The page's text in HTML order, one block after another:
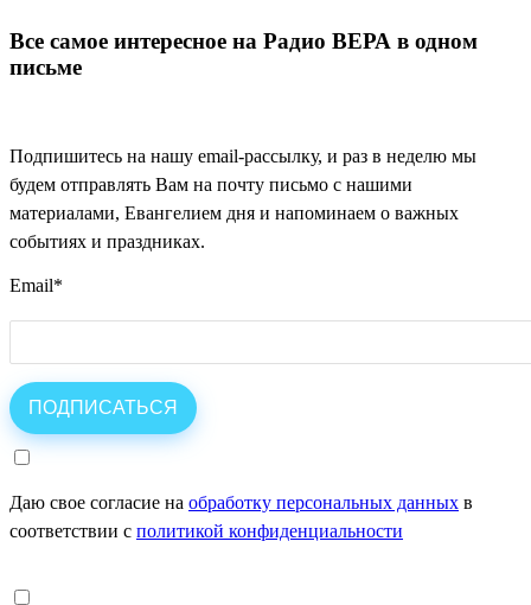
Все самое интересное на Радио ВЕРА в одном
письме
Подпишитесь на нашу email-рассылку, и раз в неделю мы
будем отправлять Вам на почту письмо с нашими
материалами, Евангелием дня и напоминаем о важных
событиях и праздниках.
Email*
Даю свое согласие на обработку персональных данных в
соответствии с политикой конфиденциальности